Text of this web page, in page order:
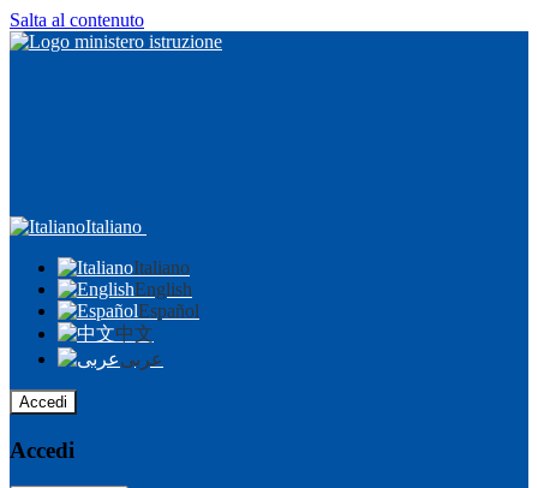
Salta al contenuto
Italiano
Italiano
English
Español
中文
عربى
Accedi
Accedi